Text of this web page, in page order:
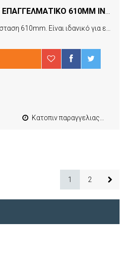
Κατοπιν παραγγελιας από 4 έως 10 εργασιμες
1 2